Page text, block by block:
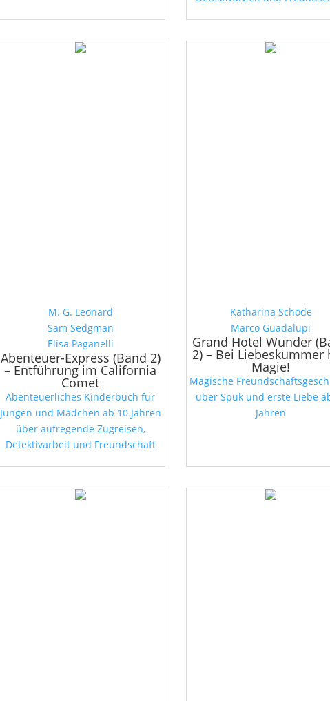
M. G. Leonard
Sam Sedgman
Elisa Paganelli
Abenteuer-Express (Band 2)
– Entführung im California
Comet
Abenteuerliches Kinderbuch für
Jungen und Mädchen ab 10 Jahren
über aufregende Zugreisen,
Detektivarbeit und Freundschaft
Katharina Schöde
Marco Guadalupi
Grand Hotel Wunder
2) – Bei Liebeskummer
Magie!
Magische
über Spuk und erste Liebe
Jahren